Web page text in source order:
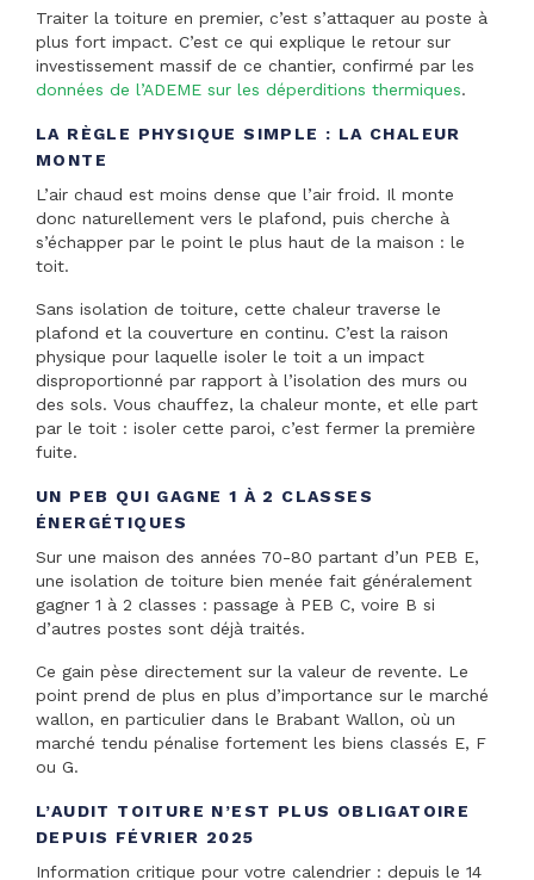
Traiter la toiture en premier, c’est s’attaquer au poste à
plus fort impact. C’est ce qui explique le retour sur
investissement massif de ce chantier, confirmé par les
données de l’ADEME sur les déperditions thermiques.
LA RÈGLE PHYSIQUE SIMPLE : LA CHALEUR
MONTE
L’air chaud est moins dense que l’air froid. Il monte
donc naturellement vers le plafond, puis cherche à
s’échapper par le point le plus haut de la maison : le
toit.
Sans isolation de toiture, cette chaleur traverse le
plafond et la couverture en continu. C’est la raison
physique pour laquelle isoler le toit a un impact
disproportionné par rapport à l’isolation des murs ou
des sols. Vous chauffez, la chaleur monte, et elle part
par le toit : isoler cette paroi, c’est fermer la première
fuite.
UN PEB QUI GAGNE 1 À 2 CLASSES
ÉNERGÉTIQUES
Sur une maison des années 70-80 partant d’un PEB E,
une isolation de toiture bien menée fait généralement
gagner 1 à 2 classes : passage à PEB C, voire B si
d’autres postes sont déjà traités.
Ce gain pèse directement sur la valeur de revente. Le
point prend de plus en plus d’importance sur le marché
wallon, en particulier dans le Brabant Wallon, où un
marché tendu pénalise fortement les biens classés E, F
ou G.
L’AUDIT TOITURE N’EST PLUS OBLIGATOIRE
DEPUIS FÉVRIER 2025
Information critique pour votre calendrier : depuis le 14